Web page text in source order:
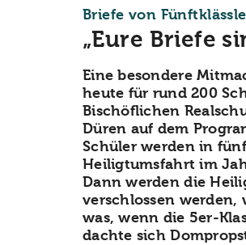
Briefe von
„Eure Briefe
Eine besondere
heute für rund 200
Bischöflichen
Düren auf dem
Schüler werden in
Heiligtumsfahrt im
Dann werden die
verschlossen werden,
was, wenn die 5er-
dachte sich